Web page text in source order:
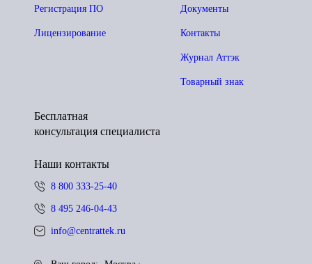
Документы
Контакты
Журнал Аттэк
Товарный знак
Регистрация ПО
Лицензирование
Бесплатная
консультация специалиста
Наши контакты
8 800 333-25-40
8 495 246-04-43
info@centrattek.ru